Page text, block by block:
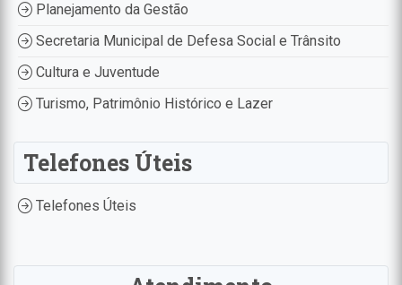
Planejamento da Gestão
Secretaria Municipal de Defesa Social e Trânsito
Cultura e Juventude
Turismo, Patrimônio Histórico e Lazer
Telefones Úteis
Telefones Úteis